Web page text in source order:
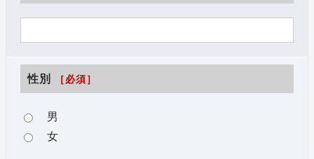
性別 ［必須］
男
女